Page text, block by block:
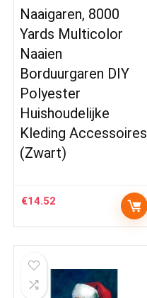
Naaigaren, 8000
Yards Multicolor
Naaien
Borduurgaren DIY
Polyester
Huishoudelijke
Kleding Accessoires
(Zwart)
€14.52